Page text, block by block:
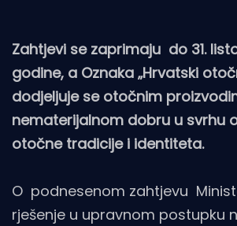
Zahtjevi se zaprimaju do 31.
godine, a Oznaka „Hrvatski
dodjeljuje se otočnim
nematerijalnom dobru u svrhu
otočne tradicije i identiteta.
O podnesenom zahtjevu
rješenje u upravnom postupku